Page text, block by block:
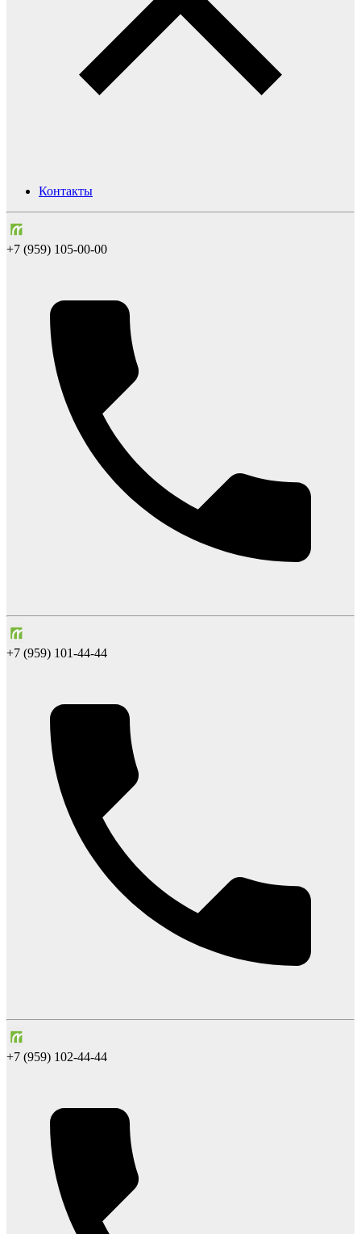
Контакты
+7 (959) 105-00-00
+7 (959) 101-44-44
+7 (959) 102-44-44